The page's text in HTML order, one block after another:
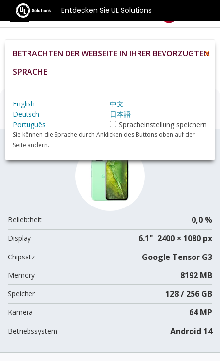
Entdecken Sie UL Solutions
Benchmarks
Home De Hardware
Phone
Google+Pixel+8a+review
Google Pixel 8aÜbersicht
Beliebtheit 0,0 %
Display 6.1" 2400 × 1080 px
Chipsatz Google Tensor G3
Memory 8192 MB
Speicher 128 / 256 GB
Kamera 64 MP
Betriebssystem Android 14
BETRACHTEN DER WEBSEITE IN IHRER BEVORZUGTEN
SPRACHE
X
English
中文
Deutsch
日本語
Português
Spracheinstellung speichern
Sie können die Sprache durch Anklicken des Buttons oben auf der
Seite ändern.